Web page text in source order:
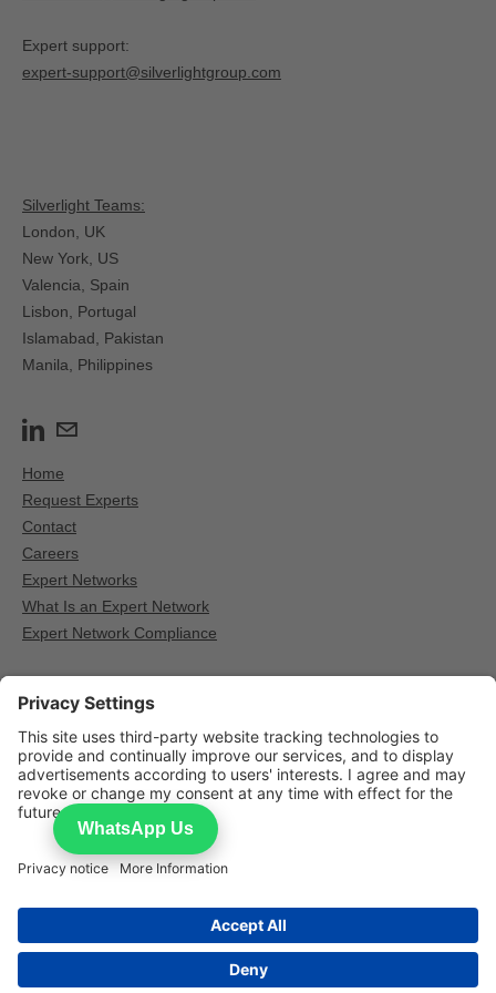
Expert support:
expert-support@silverlightgroup.com
Silverlight Teams:
London, UK
New York, US
Valencia, Spain​
Lisbon, Portugal
Islamabad, Pakistan
Manila, Philippines
Home
Request Experts
Contact
Careers
Expert Networks
What Is an Expert Network
Expert Network Compliance
GLG — Expert calls for institutional research
AlphaSights — Expert calls for institutional research
Third Bridge — Expert calls for institutional research
WhatsApp Us